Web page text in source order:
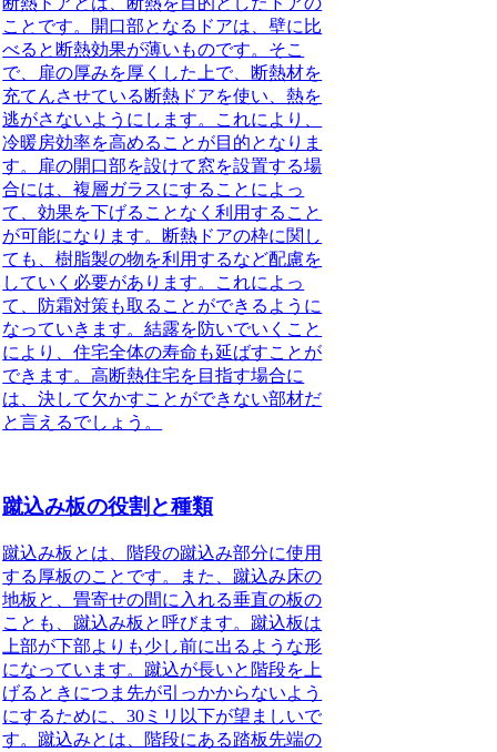
こと です。開口部となるドアは、壁に比
べると断熱効果が薄いものです。そこ
で、扉の厚みを厚くした上で、断熱材を
充てんさせている断熱ドアを使い、熱を
逃がさないようにします。これにより、
冷暖房効率を高めることが目的となりま
す。扉の開口部を設けて窓を設置する場
合には、複層ガラスにすることによっ
て、効果を下げることなく利用すること
が可能になります。断熱ドアの枠に関し
ても、樹脂製の物を利用するなど配慮を
していく必要があります。これによっ
て、防霜対策も取ることができるように
なっていきます。結露を防いでいくこと
により、住宅全体の寿命も延ばすことが
できます。高断熱住宅を目指す場合に
は、決して欠かすことができない部材だ
と言えるでしょう。
蹴込み板の役割と種類
蹴込み板とは、階段の蹴込み部分に使用
する厚板のこと です。また、蹴込み床の
地板と、畳寄せの間に入れる垂直の板の
ことも、蹴込み板と呼びます。蹴込板は
上部が下部よりも少し前に出るような形
になっています。蹴込が長いと階段を上
げるときにつま先が引っかからないよう
にするために、30ミリ以下が望ましいで
す。蹴込みとは、階段にある踏板先端の